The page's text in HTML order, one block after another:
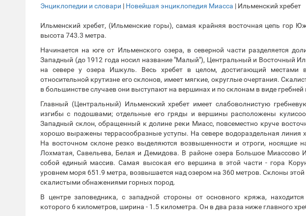
Энциклопедии и словари | Новейшая энциклопедия Миасса | Ильменский хребет
Ильменский хребет, (Ильменские горы), самая крайняя восточная цепь гор
высота 743.3 метра.
Начинается на юге от Ильменского озера, в северной части разделяется
Западный (до 1912 года носил название "Малый"), Центральный и Восточный
на севере у озера Ишкуль. Весь хребет в целом, достигающий местами
относительной крутизне его склонов, имеет мягкие, округлые очертания.
в большинстве случаев они выступают на вершинах и по склонам в виде
Главный (Центральный) Ильменский хребет имеет слабоволнистую
изгибы с подошвами; отдельные его гряды и вершины расположены
Западный склон, обращенный к долине реки Миасс, повсеместно круче
хорошо выражены террасообразные уступы. На севере водораздельная линия
На восточном склоне резко выделяются возвышенности и отроги, носящие
Лохматая, Савельева, Белая и Демидова. В районе озера Большое Миассово
собой единый массив. Самая высокая его вершина в этой части - гора
уровнем моря 651.9 метра, возвышается над озером на 360 метров. Склоны этой
скалистыми обнажениями горных пород.
В центре заповедника, с западной стороны от основного кряжа,
которого 6 километров, ширина - 1.5 километра. Он в два раза ниже главного